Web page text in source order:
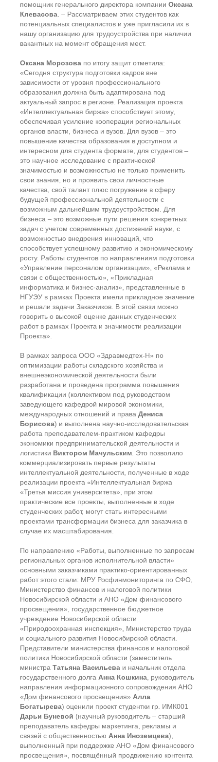
помощник генерального директора компании Оксана
Клевасова . – Рассматриваем этих студентов как
потенциальных специалистов и уже пригласили их в
нашу организацию для трудоустройства при наличии
вакантных на момент обращения мест.
Оксана Морозова по итогу защит отметила:
«Сегодня структура подготовки кадров вне
зависимости от уровня профессионального
образования должна быть адаптирована под
актуальный запрос в регионе. Реализация проекта
«Интеллектуальная биржа» способствует этому,
обеспечивая усиление кооперации региональных
органов власти, бизнеса и вузов. Для вузов – это
повышение качества образования в доступном и
интересном для студента формате, для студентов –
это научное исследование с практической
значимостью и возможностью не только применить
свои знания, но и проявить свои личностные
качества, свой талант плюс погружение в сферу
будущей профессиональной деятельности с
возможным дальнейшим трудоустройством. Для
бизнеса – это возможные пути решения конкретных
задач с учетом современных достижений науки, с
возможностью внедрения инноваций, что
способствует успешному развитию и экономическому
росту. Работы студентов по направлениям подготовки
«Управление персоналом организации», «Реклама и
связи с общественностью», «Прикладная
информатика и бизнес-анализ», представленные в
НГУЭУ в рамках Проекта имели прикладное значение
и решали задачи Заказчиков. В этой связи можно
говорить о высокой оценке данных студенческих
работ в рамках Проекта и значимости реализации
Проекта».
В рамках запроса ООО «Здравмедтех-Н» по
оптимизации работы складского хозяйства и
внешнеэкономической деятельности были
разработана и проведена программа повышения
квалификации (коллективом под руководством
заведующего кафедрой мировой экономики,
международных отношений и права Дениса
Борисова) и выполнена научно-исследовательская
работа преподавателем-практиком кафедры
экономики предпринимательской деятельности и
логистики Виктором Мачульским . Это позволило
коммерциализировать первые результаты
интеллектуальной деятельности, полученные в ходе
реализации проекта «Интеллектуальная биржа
«Третья миссия университета», при этом
практические все проекты, выполненные в ходе
студенческих работ, могут стать интересными
проектами трансформации бизнеса для заказчика в
случае их масштабирования.
По направлению «Работы, выполненные по запросам
региональных органов исполнительной власти»
основными заказчиками практико-ориентированных
работ этого стали: МРУ Росфинмониторинга по СФО,
Министерство финансов и налоговой политики
Новосибирской области и АНО «Дом финансового
просвещения», государственное бюджетное
учреждение Новосибирской области
«Природоохранная инспекция», Министерство труда
и социального развития Новосибирской области.
Представители министерства финансов и налоговой
политики Новосибирской области (заместитель
министра Татьяна Васильева и начальник отдела
государственного долга Анна Кошкина , руководитель
направления информационного сопровождения АНО
«Дом финансового просвещения» Алла
Богатырева) оценили проект студентки гр. ИМК001
Дарьи Буневой (научный руководитель – старший
преподаватель кафедры маркетинга, рекламы и
связей с общественностью Анна Иноземцева),
выполненный при поддержке АНО «Дом финансового
просвещения», посвящённый продвижению контента